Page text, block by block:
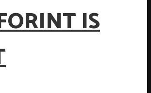
IS